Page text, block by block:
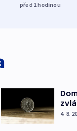
před 1hodinou
4. 8.